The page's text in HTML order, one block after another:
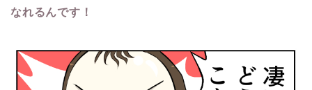
なれるんです！